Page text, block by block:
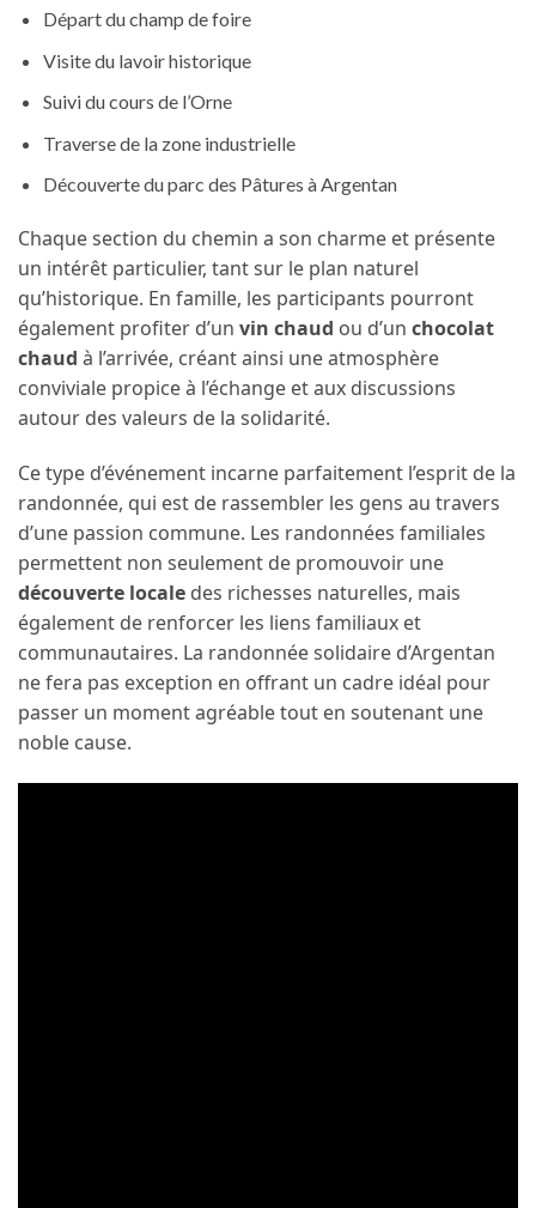
Départ du champ de foire
Visite du lavoir historique
Suivi du cours de l’Orne
Traverse de la zone industrielle
Découverte du parc des Pâtures à Argentan
Chaque section du chemin a son charme et présente
un intérêt particulier, tant sur le plan naturel
qu’historique. En famille, les participants pourront
également profiter d’un vin chaud ou d’un chocolat
chaud à l’arrivée, créant ainsi une atmosphère
conviviale propice à l’échange et aux discussions
autour des valeurs de la solidarité.
Ce type d’événement incarne parfaitement l’esprit de la
randonnée, qui est de rassembler les gens au travers
d’une passion commune. Les randonnées familiales
permettent non seulement de promouvoir une
découverte locale des richesses naturelles, mais
également de renforcer les liens familiaux et
communautaires. La randonnée solidaire d’Argentan
ne fera pas exception en offrant un cadre idéal pour
passer un moment agréable tout en soutenant une
noble cause.